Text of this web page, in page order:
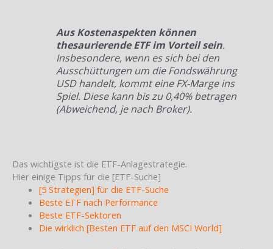
Aus Kostenaspekten können
thesaurierende ETF im Vorteil sein.
Insbesondere, wenn es sich bei den
Ausschüttungen um die Fondswährung
USD handelt, kommt eine FX-Marge ins
Spiel. Diese kann bis zu 0,40% betragen
(Abweichend, je nach Broker).
Das wichtigste ist die ETF-Anlagestrategie.
Hier einige Tipps für die [ETF-Suche]
[5 Strategien] für die ETF-Suche
Beste ETF nach Performance
Beste ETF-Sektoren
Die wirklich [Besten ETF auf den MSCI World]